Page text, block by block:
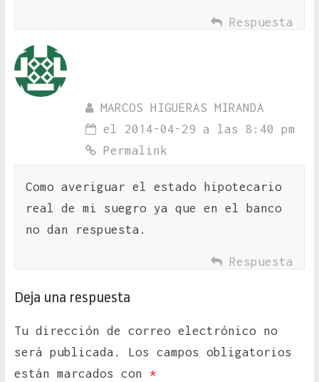
Respuesta
MARCOS HIGUERAS MIRANDA
el 2014-04-29 a las 8:40 pm
Permalink
Como averiguar el estado hipotecario
real de mi suegro ya que en el banco
no dan respuesta.
Respuesta
Deja una respuesta
Tu dirección de correo electrónico no
será publicada.
Los campos obligatorios
están marcados con *